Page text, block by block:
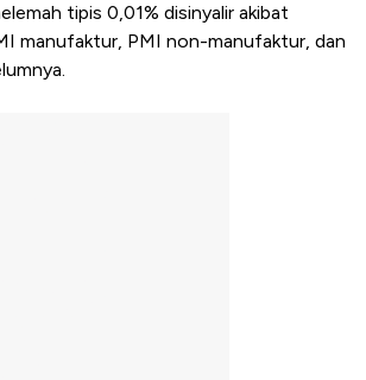
tipis 0,01% disinyalir akibat
manufaktur, PMI non-manufaktur, dan